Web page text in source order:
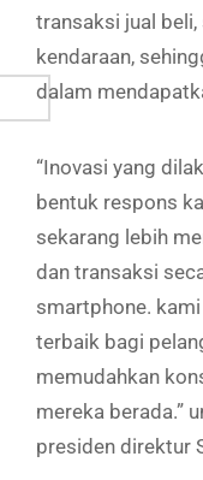
transaksi jual beli,
kendaraan,
dalam
“Inovasi yang
bentuk respons
sekarang lebih
dan transaksi
smartphone.
terbaik bagi
memudahkan
mereka berada.”
presiden direktur